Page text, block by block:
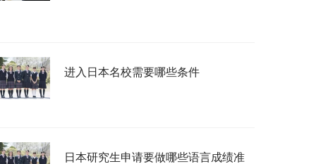
进入日本名校需要哪些条件
日本研究生申请要做哪些语言成绩准